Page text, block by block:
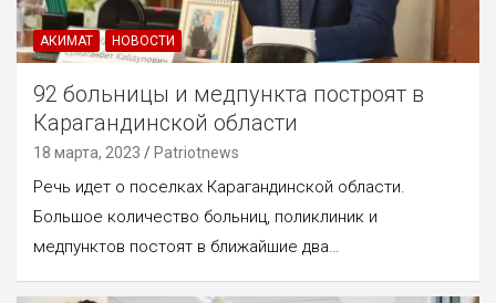
АКИМАТ НОВОСТИ
92 больницы и медпункта построят в
Карагандинской области
18 марта, 2023 Patriotnews
Речь идет о поселках Карагандинской области.
Большое количество больниц, поликлиник и
медпунктов постоят в ближайшие два…